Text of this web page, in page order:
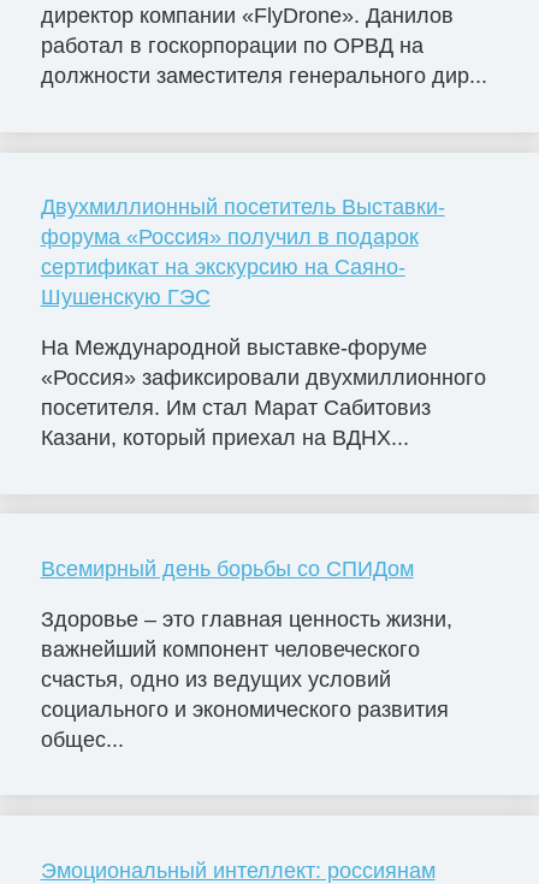
директор компании «FlyDrone». Данилов
работал в госкорпорации по ОРВД на
должности заместителя генерального дир...
Двухмиллионный посетитель Выставки-
форума «Россия» получил в подарок
сертификат на экскурсию на Саяно-
Шушенскую ГЭС
На Международной выставке-форуме
«Россия» зафиксировали двухмиллионного
посетителя. Им стал Марат Сабитовиз
Казани, который приехал на ВДНХ...
Всемирный день борьбы со СПИДом
Здоровье – это главная ценность жизни,
важнейший компонент человеческого
счастья, одно из ведущих условий
социального и экономического развития
общес...
Эмоциональный интеллект: россиянам